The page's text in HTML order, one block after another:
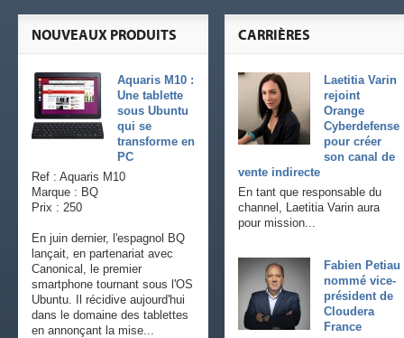
CARRIÈRES
Laetitia Varin
rejoint
Orange
Cyberdefense
pour créer
son canal de
vente indirecte
En tant que responsable du
channel, Laetitia Varin aura
pour mission...
Fabien Petiau
nommé vice-
président de
Cloudera
France
NOUVEAUX PRODUITS
Aquaris M10 :
Une tablette
sous Ubuntu
qui se
transforme en
PC
Ref : Aquaris M10
Marque : BQ
Prix : 250
En juin dernier, l'espagnol BQ
lançait, en partenariat avec
Canonical, le premier
smartphone tournant sous l'OS
Ubuntu. Il récidive aujourd'hui
dans le domaine des tablettes
en annonçant la mise...